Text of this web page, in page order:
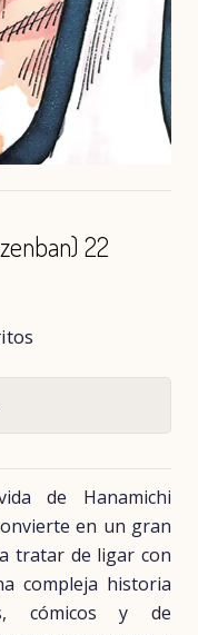
22
de Hanamichi
en un gran
tratar de ligar con
compleja historia
cómicos y de